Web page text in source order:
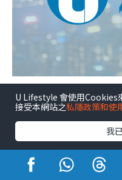
U Lifestyle 會使用Cookies
接受本網站之私隱政策和使
我